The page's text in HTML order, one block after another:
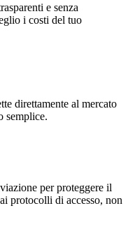
e senza
i costi del tuo
direttamente al mercato
semplice.
per proteggere il
protocolli di accesso, non